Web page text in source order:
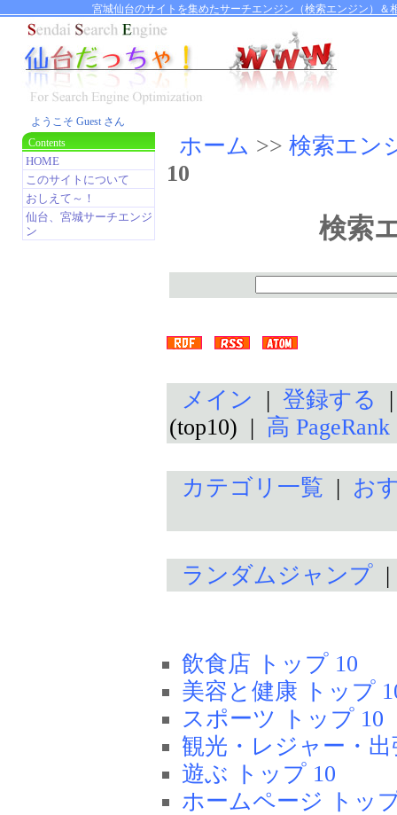
宮城仙台のサイトを集めたサーチエンジン（検索エンジン）
ようこそ Guest さん
Contents
HOME
このサイトについて
おしえて～！
仙台、宮城サーチエンジ
ン
ホーム >> 検索エン
10
検索
メイン | 登録する
(top10) | 高
カテゴリ一覧 | お
ランダムジャンプ
飲食店 トップ 10
美容と健康 トップ
スポーツ トップ 10
観光・レジャー・
遊ぶ トップ 10
ホームページ トッ